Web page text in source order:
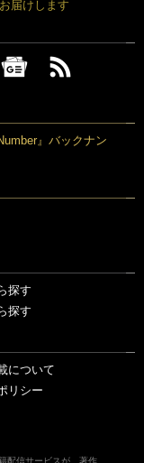
届けします
』バックナン
探す
探す
について
リシー
配信サービスが、著作